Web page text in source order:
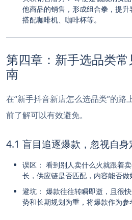
他商品的销售，形成组合拳，提
搭配咖啡机、咖啡杯等。
第四章：新手选品类
南
在“新手抖音新店怎么选品类”的路
前了解可以有效避免。
4.1 盲目追逐爆款，忽视自身
误区： 看到别人卖什么火就跟着
长，供应链是否匹配，内容能否做
避坑： 爆款往往转瞬即逝，且很
势和长期规划为重，将爆款作为参